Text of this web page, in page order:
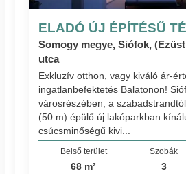
ELADÓ ÚJ ÉPÍTÉSŰ
Somogy megye, Siófok,
utca
Exkluzív otthon, vagy kiváló ár-
ingatlanbefektetés Balatonon!
városrészében, a
(50 m) épülő új lakóparkban
csúcsminőségű kivi...
Belső terület
68 m²
Szobák
3